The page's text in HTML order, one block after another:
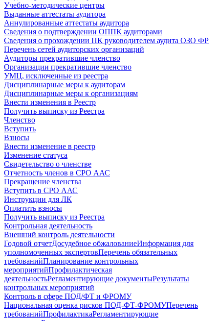
Учебно-методические центры
Выданные аттестаты аудитора
Аннулированные аттестаты аудитора
Сведения о подтверждении ОППК аудиторами
Сведения о прохождении ПК руководителем аудита ОЗО ФР
Перечень сетей аудиторских организаций
Аудиторы прекратившие членство
Организации прекратившие членство
УМЦ, исключенные из реестра
Дисциплинарные меры к аудиторам
Дисциплинарные меры к организациям
Внести изменения в Реестр
Получить выписку из Реестра
Членство
Вступить
Взносы
Внести изменение в реестр
Изменение статуса
Свидетельство о членстве
Отчетность членов в СРО ААС
Прекращение членства
Вступить в СРО ААС
Инструкции для ЛК
Оплатить взносы
Получить выписку из Реестра
Контрольная деятельность
Внешний контроль деятельности
Годовой отчетДосудебное обжалованиеИнформация для
уполномоченных экспертовПеречень обязательных
требованийПланирование контрольных
мероприятийПрофилактическая
деятельностьРегламентирующие документыРезультаты
контрольных мероприятий
Контроль в сфере ПОД/ФТ и ФРОМУ
Национальная оценка рисков ПОД-ФТ-ФРОМУПеречень
требованийПрофилактикаРегламентирующие